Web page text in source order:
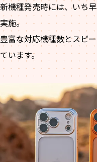
新機種発売時には、いち
実施。
豊富な対応機種数とスピ
ています。